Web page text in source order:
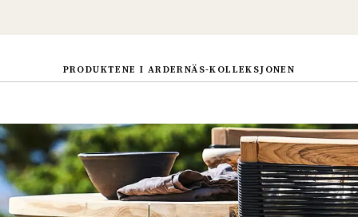
PRODUKTENE I ARDERNÄS-KOLLEKSJONEN